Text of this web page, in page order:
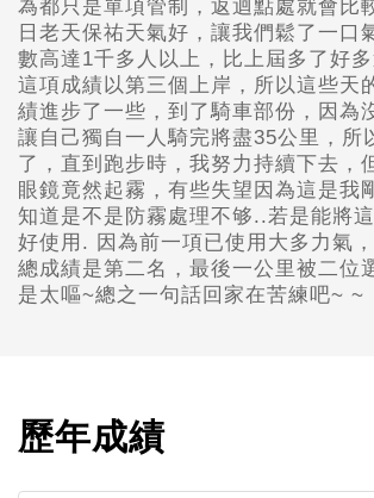
為都只是單項管制，返迴點處就會比
日老天保祐天氣好，讓我們鬆了一口
數高達1千多人以上，比上屆多了好
這項成績以第三個上岸，所以這些天
績進步了一些，到了騎車部份，因為
讓自己獨自一人騎完將盡35公里，所
了，直到跑步時，我努力持續下去，
眼鏡竟然起霧，有些失望因為這是我
知道是不是防霧處理不够..若是能將
好使用. 因為前一項已使用大多力氣
總成績是第二名，最後一公里被二位
是太嘔~總之一句話回家在苦練吧~ ~
歷年成績